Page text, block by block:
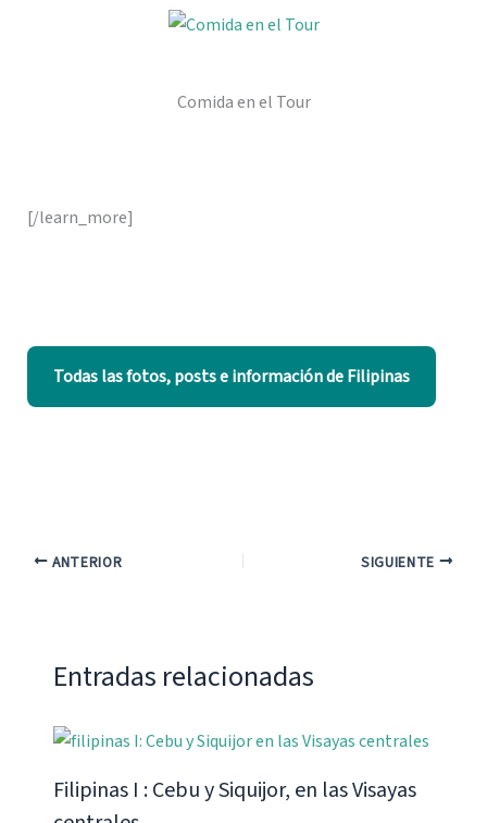
Comida en el Tour
[/learn_more]
Todas las fotos, posts e información de Filipinas
ANTERIOR SIGUIENTE
Entradas relacionadas
Filipinas I : Cebu y Siquijor, en las Visayas